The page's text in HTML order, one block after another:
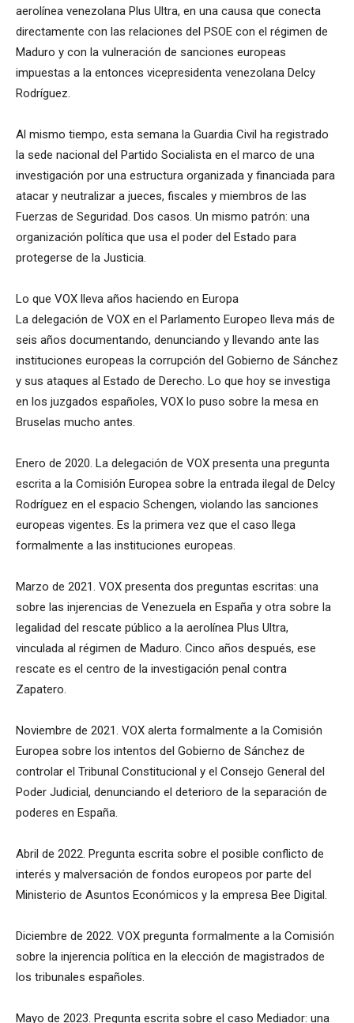
aerolínea venezolana Plus Ultra, en una causa que conecta
directamente con las relaciones del PSOE con el régimen de
Maduro y con la vulneración de sanciones europeas
impuestas a la entonces vicepresidenta venezolana Delcy
Rodríguez.
Al mismo tiempo, esta semana la Guardia Civil ha registrado
la sede nacional del Partido Socialista en el marco de una
investigación por una estructura organizada y financiada para
atacar y neutralizar a jueces, fiscales y miembros de las
Fuerzas de Seguridad. Dos casos. Un mismo patrón: una
organización política que usa el poder del Estado para
protegerse de la Justicia.
Lo que VOX lleva años haciendo en Europa
La delegación de VOX en el Parlamento Europeo lleva más de
seis años documentando, denunciando y llevando ante las
instituciones europeas la corrupción del Gobierno de Sánchez
y sus ataques al Estado de Derecho. Lo que hoy se investiga
en los juzgados españoles, VOX lo puso sobre la mesa en
Bruselas mucho antes.
Enero de 2020. La delegación de VOX presenta una pregunta
escrita a la Comisión Europea sobre la entrada ilegal de Delcy
Rodríguez en el espacio Schengen, violando las sanciones
europeas vigentes. Es la primera vez que el caso llega
formalmente a las instituciones europeas.
Marzo de 2021. VOX presenta dos preguntas escritas: una
sobre las injerencias de Venezuela en España y otra sobre la
legalidad del rescate público a la aerolínea Plus Ultra,
vinculada al régimen de Maduro. Cinco años después, ese
rescate es el centro de la investigación penal contra
Zapatero.
Noviembre de 2021. VOX alerta formalmente a la Comisión
Europea sobre los intentos del Gobierno de Sánchez de
controlar el Tribunal Constitucional y el Consejo General del
Poder Judicial, denunciando el deterioro de la separación de
poderes en España.
Abril de 2022. Pregunta escrita sobre el posible conflicto de
interés y malversación de fondos europeos por parte del
Ministerio de Asuntos Económicos y la empresa Bee Digital.
Diciembre de 2022. VOX pregunta formalmente a la Comisión
sobre la injerencia política en la elección de magistrados de
los tribunales españoles.
Mayo de 2023. Pregunta escrita sobre el caso Mediador: una